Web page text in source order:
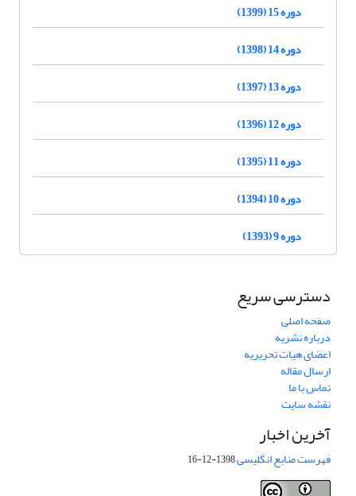
دوره 15 (1399)
دوره 14 (1398)
دوره 13 (1397)
دوره 12 (1396)
دوره 11 (1395)
دوره 10 (1394)
دوره 9 (1393)
دسترسی سریع
صفحه اصلی
درباره نشریه
اعضای هیات تحریریه
ارسال مقاله
تماس با ما
نقشه سایت
آخرین اخبار
فهرست منابع انگلیسی1398-12-16